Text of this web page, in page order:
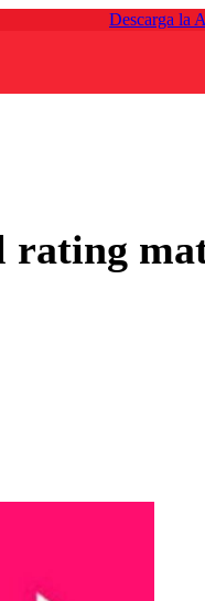
Descarga la
rating